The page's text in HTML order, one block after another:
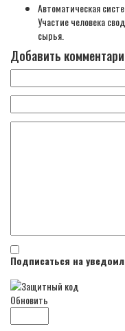
Автоматическая
Участие человека
сырья.
Добавить
Подписаться на
Обновить